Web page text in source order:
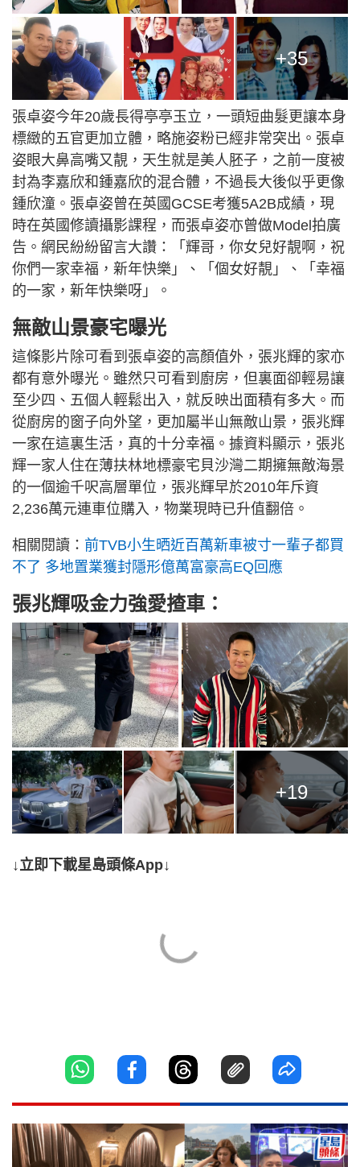
+35
張卓姿今年20歲長得亭亭玉立，一頭短曲髮更讓本身
標緻的五官更加立體，略施姿粉已經非常突出。張卓
姿眼大鼻高嘴又靚，天生就是美人胚子，之前一度被
封為李嘉欣和鍾嘉欣的混合體，不過長大後似乎更像
鍾欣潼。張卓姿曾在英國GCSE考獲5A2B成績，現
時在英國修讀攝影課程，而張卓姿亦曾做Model拍廣
告。網民紛紛留言大讚：「輝哥，你女兒好靚啊，祝
你們一家幸福，新年快樂」、「個女好靚」、「幸福
的一家，新年快樂呀」。
無敵山景豪宅曝光
這條影片除可看到張卓姿的高顏值外，張兆輝的家亦
都有意外曝光。雖然只可看到廚房，但裏面卻輕易讓
至少四、五個人輕鬆出入，就反映出面積有多大。而
從廚房的窗子向外望，更加屬半山無敵山景，張兆輝
一家在這裏生活，真的十分幸福。據資料顯示，張兆
輝一家人住在薄扶林地標豪宅貝沙灣二期擁無敵海景
的一個逾千呎高層單位，張兆輝早於2010年斥資
2,236萬元連車位購入，物業現時已升值翻倍。
相關閱讀： 前TVB小生晒近百萬新車被寸一輩子都買
不了 多地置業獲封隱形億萬富豪高EQ回應
張兆輝吸金力強愛揸車：
+19
↓立即下載星島頭條App↓